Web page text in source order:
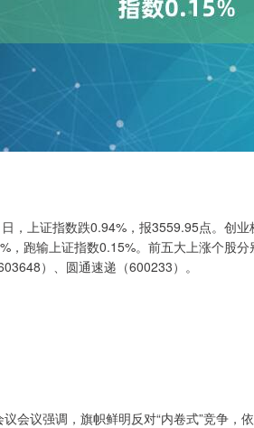
上证指数跌0.94%，报3559.95点。创业
，跑输上证指数0.15%。前五大上涨个股
）、圆通速递（600233）。
议强调，旗帜鲜明反对“内卷式”竞争，